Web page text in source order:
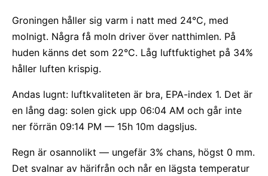
Groningen håller sig varm i natt med 24°C, med
molnigt. Några få moln driver över natthimlen. På
huden känns det som 22°C. Låg luftfuktighet på 34%
håller luften krispig.
Andas lugnt: luftkvaliteten är bra, EPA-index 1. Det är
en lång dag: solen gick upp 06:04 AM och går inte
ner förrän 09:14 PM — 15h 10m dagsljus.
Regn är osannolikt — ungefär 3% chans, högst 0 mm.
Det svalnar av härifrån och når en lägsta temperatur